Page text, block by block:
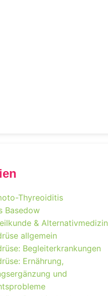
Thyreoiditis
Basedow
& Alternativmedizin
allgemein
Begleiterkrankungen
Ernährung,
und